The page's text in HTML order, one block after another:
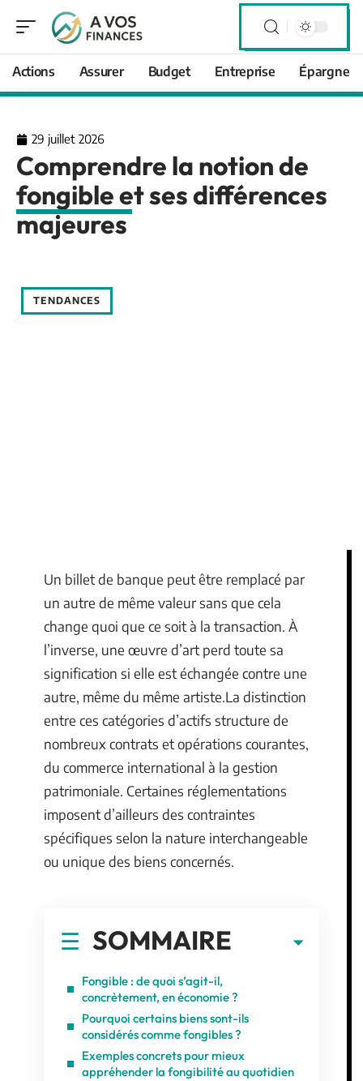
Actions Assurer Budget Entreprise Épargne
29 juillet 2026
Comprendre la notion de
fongible et ses différences
majeures
TENDANCES
Un billet de banque peut être remplacé par
un autre de même valeur sans que cela
change quoi que ce soit à la transaction. À
l’inverse, une œuvre d’art perd toute sa
signification si elle est échangée contre une
autre, même du même artiste.La distinction
entre ces catégories d’actifs structure de
nombreux contrats et opérations courantes,
du commerce international à la gestion
patrimoniale. Certaines réglementations
imposent d’ailleurs des contraintes
spécifiques selon la nature interchangeable
ou unique des biens concernés.
SOMMAIRE
Fongible : de quoi s’agit-il,
concrètement, en économie ?
Pourquoi certains biens sont-ils
considérés comme fongibles ?
Exemples concrets pour mieux
appréhender la fongibilité au quotidien